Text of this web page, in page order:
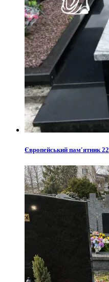
Європейський пам'ятник 22